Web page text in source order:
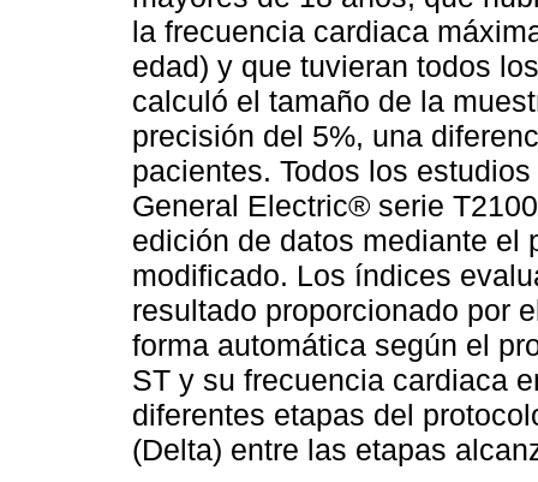
la frecuencia cardiaca
edad) y que tuvieran todos
calculó el tamaño de la
precisión del 5%, una
pacientes. Todos los
General Electric® serie
edición de datos mediante el
modificado. Los índices
resultado proporcionado por
forma automática según el
ST y su frecuencia cardiaca
diferentes etapas del
(Delta) entre las etapas